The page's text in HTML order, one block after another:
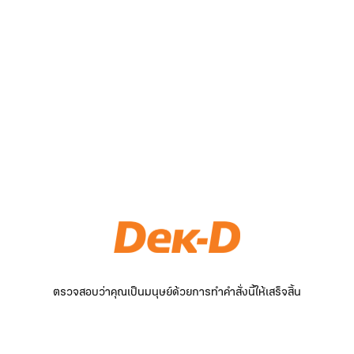
ตรวจสอบว่าคุณเป็นมนุษย์ด้วยการทำคำสั่งนี้ให้เสร็จสิ้น